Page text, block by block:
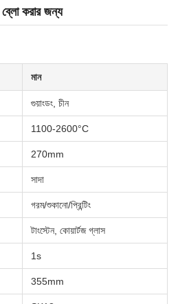
করার জন্য
মান
গুয়াংডং, চীন
1100-2600°C
270mm
সাদা
গরম/শুকানো/প্রিন্টিং
টাংস্টেন, কোয়ার্টজ গ্লাস
1s
355mm